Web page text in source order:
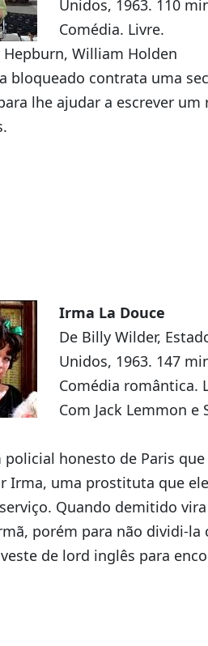
Unidos, 1963. 110
Comédia. Livre.
Hepburn, William Holden
bloqueado contrata uma
lhe ajudar a escrever um
Irma La Douce
De Billy Wilder,
Unidos, 1963. 147
Comédia romântica.
Com Jack Lemmon e
honesto de Paris que
Irma, uma prostituta que ele
Quando demitido vira
porém para não dividi-la
de lord inglês para